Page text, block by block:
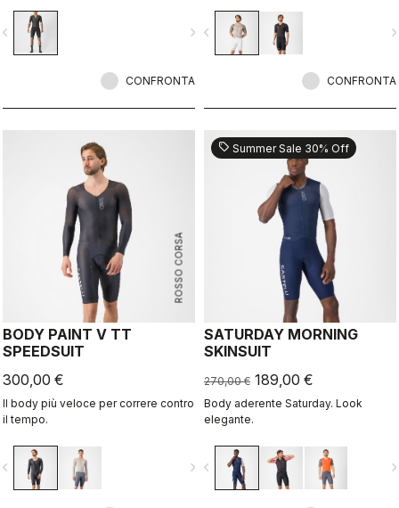
velocità nei momenti decisivi della
gara.
navigate_next
CONFRONTA
navigate_before
CONFRONTA
ROSSO CORSA
BODY PAINT V TT
SPEEDSUIT
300,00 €
Il body più veloce per correre contro
il tempo.
navigate_next
sell Summer Sale 30% Off
SATURDAY MORNING
SKINSUIT
270,00 € 189,00 €
Body aderente Saturday. Look
elegante.
navigate_before